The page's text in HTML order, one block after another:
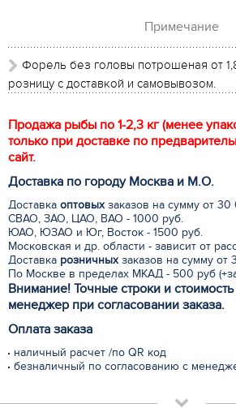
Примечание
Форель без головы потрошеная от
розницу с доставкой и самовывозом.
Продажа рыбы по 1-2,3 кг (менее
только при доставке по
сайт.
Доставка по городу Москва и М.О.
Доставка оптовыхзаказов на сумму от 30
СВАО, ЗАО, ЦАО, ВАО - 1000 руб.
ЮАО, ЮЗАО и Юг, Восток - 1500 руб.
Московская и др. области - зависит от
Доставка розничныхзаказов на сумму от
По Москве в пределах МКАД - 500 руб
Внимание! Точные строки и стоимость
менеджер при согласовании заказа.
Оплата заказа
наличный расчет /по QR код
безналичный по согласованию с